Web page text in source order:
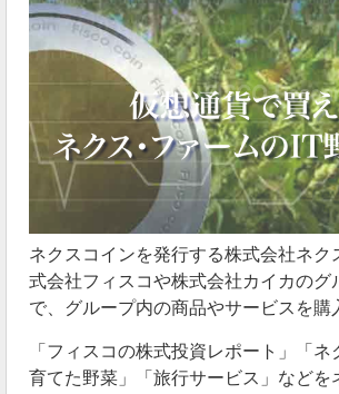
ネクスコインを発行する株式会社ネク
式会社フィスコや株式会社カイカのグ
で、グループ内の商品やサービスを購
「フィスコの株式投資レポート」「
育てた野菜」「旅行サービス」などを